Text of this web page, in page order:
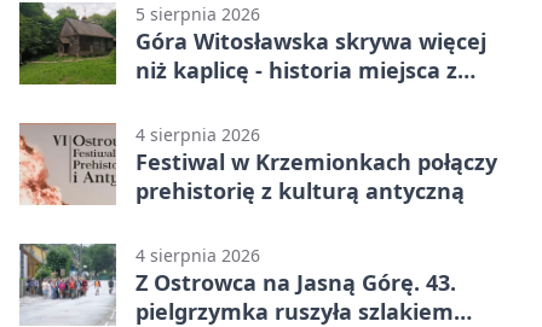
5 sierpnia 2026
Góra Witosławska skrywa więcej
niż kaplicę - historia miejsca z
4 sierpnia 2026
Festiwal w Krzemionkach połączy
prehistorię z kulturą antyczną
4 sierpnia 2026
Z Ostrowca na Jasną Górę. 43.
pielgrzymka ruszyła szlakiem